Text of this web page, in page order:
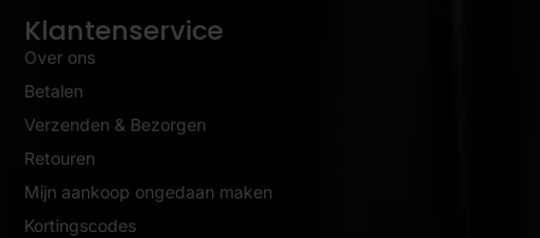
Klantenservice
Over ons
Betalen
Verzenden & Bezorgen
Retouren
Mijn aankoop ongedaan maken
Kortingscodes